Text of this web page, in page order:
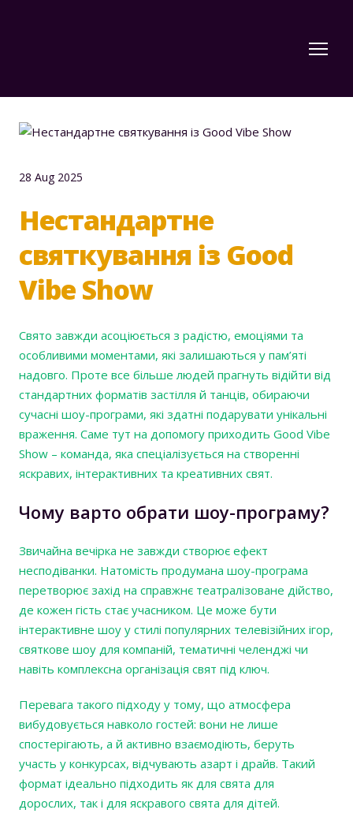
28 Aug 2025
Нестандартне
святкування із Good
Vibe Show
Свято завжди асоціюється з радістю, емоціями та
особливими моментами, які залишаються у пам’яті
надовго. Проте все більше людей прагнуть відійти від
стандартних форматів застілля й танців, обираючи
сучасні шоу-програми, які здатні подарувати унікальні
враження. Саме тут на допомогу приходить Good Vibe
Show – команда, яка спеціалізується на створенні
яскравих, інтерактивних та креативних свят.
Чому варто обрати шоу-програму?
Звичайна вечірка не завжди створює ефект
несподіванки. Натомість продумана шоу-програма
перетворює захід на справжнє театралізоване дійство,
де кожен гість стає учасником. Це може бути
інтерактивне шоу у стилі популярних телевізійних ігор,
святкове шоу для компаній, тематичні челенджі чи
навіть комплексна організація свят під ключ.
Перевага такого підходу у тому, що атмосфера
вибудовується навколо гостей: вони не лише
спостерігають, а й активно взаємодіють, беруть
участь у конкурсах, відчувають азарт і драйв. Такий
формат ідеально підходить як для свята для
дорослих, так і для яскравого свята для дітей.